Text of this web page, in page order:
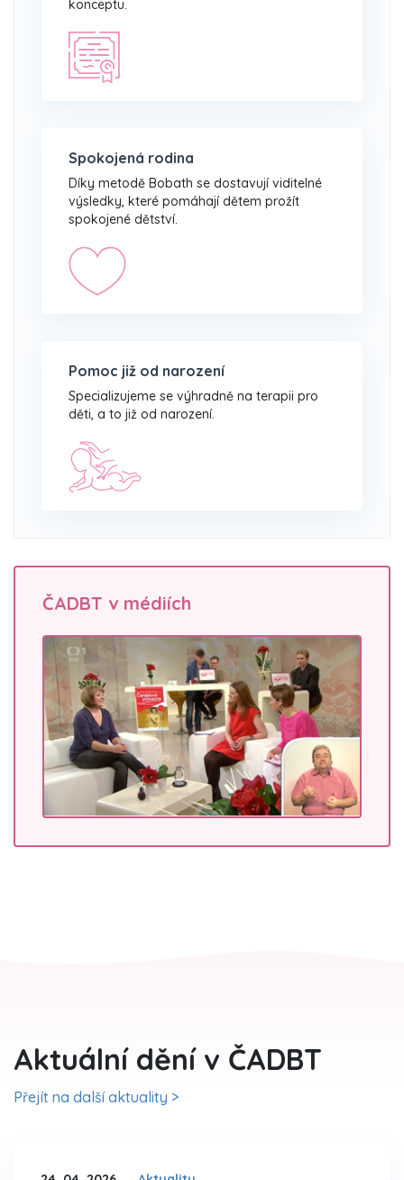
konceptu.
Spokojená rodina
Díky metodě Bobath se dostavují viditelné
výsledky, které pomáhají dětem prožít
spokojené dětství.
Pomoc již od narození
Specializujeme se výhradně na terapii pro
děti, a to již od narození.
ČADBT v médiích
Aktuální dění v ČADBT
Přejít na další aktuality >